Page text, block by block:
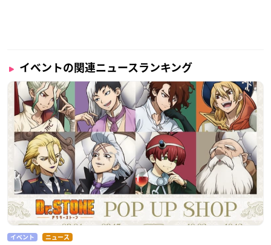
イベントの関連ニュースランキング
イベント ニュース